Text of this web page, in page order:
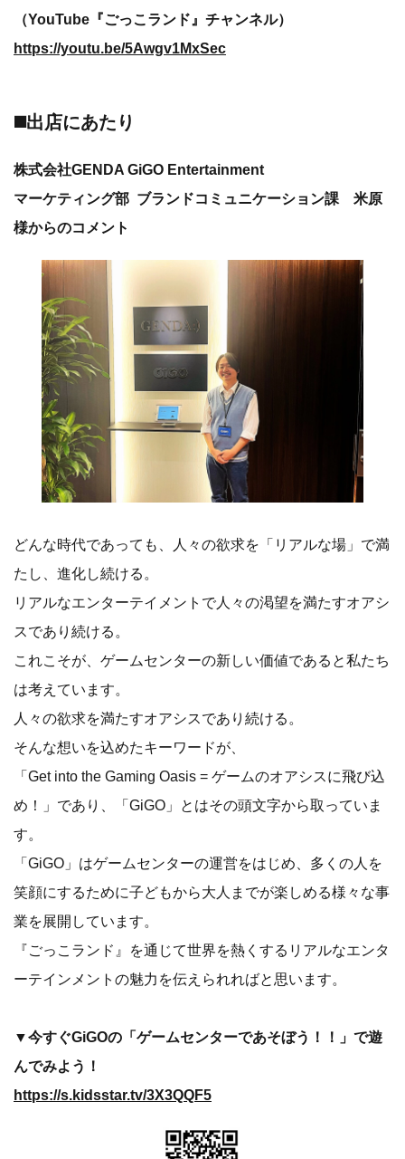
（YouTube『ごっこランド』チャンネル）
https://youtu.be/5Awgv1MxSec
◼️出店にあたり
株式会社GENDA GiGO Entertainment
マーケティング部 ブランドコミュニケーション課 米原
様からのコメント
どんな時代であっても、人々の欲求を「リアルな場」で満
たし、進化し続ける。
リアルなエンターテイメントで人々の渇望を満たすオアシ
スであり続ける。
これこそが、ゲームセンターの新しい価値であると私たち
は考えています。
人々の欲求を満たすオアシスであり続ける。
そんな想いを込めたキーワードが、
「Get into the Gaming Oasis = ゲームのオアシスに飛び込
め！」であり、「GiGO」とはその頭文字から取っていま
す。
「GiGO」はゲームセンターの運営をはじめ、多くの人を
笑顔にするために子どもから大人までが楽しめる様々な事
業を展開しています。
『ごっこランド』を通じて世界を熱くするリアルなエンタ
ーテインメントの魅力を伝えられればと思います。
▼今すぐGiGOの「ゲームセンターであそぼう！！」で遊
んでみよう！
https://s.kidsstar.tv/3X3QQF5